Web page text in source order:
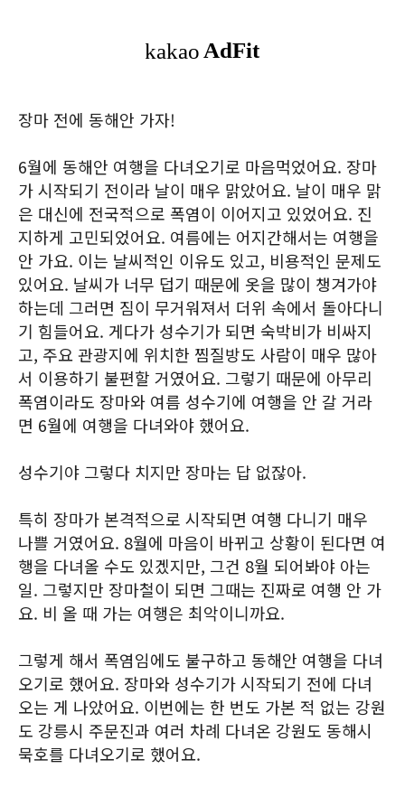
장마 전에 동해안 가자!
6월에 동해안 여행을 다녀오기로 마음먹었어요. 장마
가 시작되기 전이라 날이 매우 맑았어요. 날이 매우 맑
은 대신에 전국적으로 폭염이 이어지고 있었어요. 진
지하게 고민되었어요. 여름에는 어지간해서는 여행을
안 가요. 이는 날씨적인 이유도 있고, 비용적인 문제도
있어요. 날씨가 너무 덥기 때문에 옷을 많이 챙겨가야
하는데 그러면 짐이 무거워져서 더위 속에서 돌아다니
기 힘들어요. 게다가 성수기가 되면 숙박비가 비싸지
고, 주요 관광지에 위치한 찜질방도 사람이 매우 많아
서 이용하기 불편할 거였어요. 그렇기 때문에 아무리
폭염이라도 장마와 여름 성수기에 여행을 안 갈 거라
면 6월에 여행을 다녀와야 했어요.
성수기야 그렇다 치지만 장마는 답 없잖아.
특히 장마가 본격적으로 시작되면 여행 다니기 매우
나쁠 거였어요. 8월에 마음이 바뀌고 상황이 된다면 여
행을 다녀올 수도 있겠지만, 그건 8월 되어봐야 아는
일. 그렇지만 장마철이 되면 그때는 진짜로 여행 안 가
요. 비 올 때 가는 여행은 최악이니까요.
그렇게 해서 폭염임에도 불구하고 동해안 여행을 다녀
오기로 했어요. 장마와 성수기가 시작되기 전에 다녀
오는 게 나았어요. 이번에는 한 번도 가본 적 없는 강원
도 강릉시 주문진과 여러 차례 다녀온 강원도 동해시
묵호를 다녀오기로 했어요.